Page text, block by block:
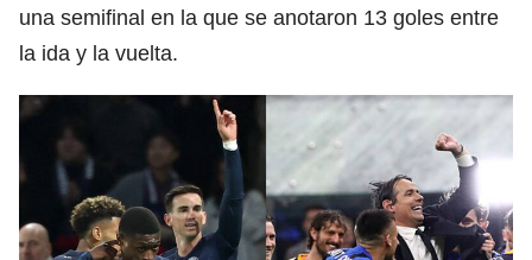
una semifinal en la que se anotaron 13 goles entre
la ida y la vuelta.